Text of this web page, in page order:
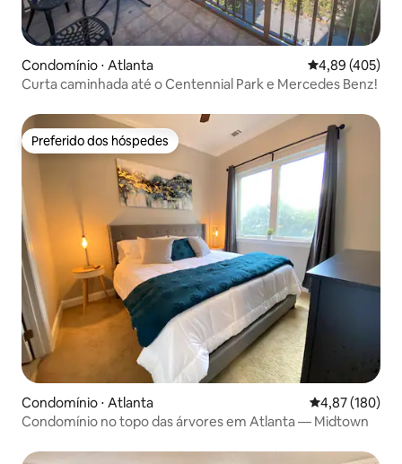
Condomínio ⋅ Atlanta 4,89 de uma
4,89 (405)
Curta caminhada até o Centennial Park e Mercedes Benz!
Preferido dos hóspedes
Preferido dos hóspedes
Condomínio ⋅ Atlanta 4,87 de uma
4,87 (180)
Condomínio no topo das árvores em Atlanta — Midtown